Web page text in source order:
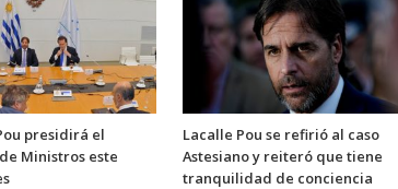
presidirá el
Ministros este
Lacalle Pou se refirió al caso
Astesiano y reiteró que tiene
tranquilidad de conciencia